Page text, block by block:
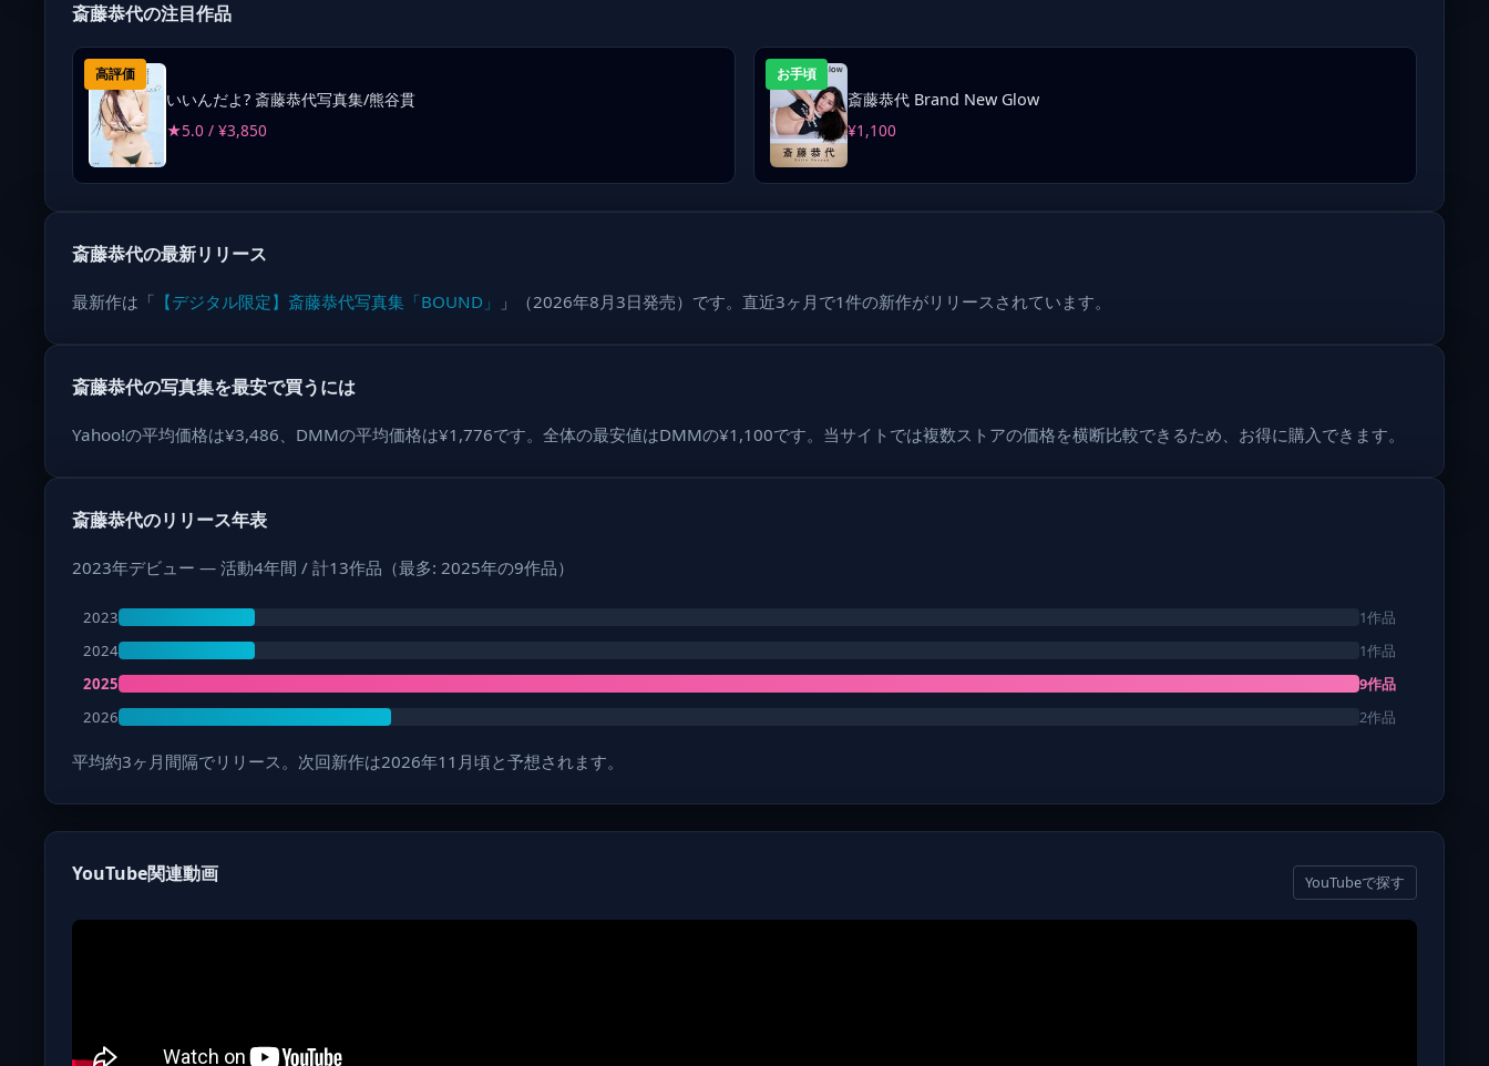
斎藤恭代の注目作品
高評価
いいんだよ? 斎藤恭代写真集/熊谷貫
★5.0 / ¥3,850
お手頃
斎藤恭代 Brand New Glow
¥1,100
斎藤恭代の最新リリース
最新作は「 【デジタル限定】斎藤恭代写真集「BOUND」 」（2026年8月3日発売）です。直近3ヶ月で1件の新作がリリースされています。
斎藤恭代の写真集を最安で買うには
Yahoo!の平均価格は¥3,486、DMMの平均価格は¥1,776です。全体の最安値はDMMの¥1,100です。当サイトでは複数ストアの価格を横断比較できるため、お得に購入できます。
斎藤恭代のリリース年表
2023年デビュー — 活動4年間 / 計13作品（最多: 2025年の9作品）
2023
1作品
2024
1作品
2025
9作品
2026
2作品
平均約3ヶ月間隔でリリース。次回新作は2026年11月頃と予想されます。
YouTube関連動画 YouTubeで探す